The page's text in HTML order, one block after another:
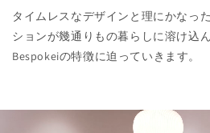
タイムレスなデザインと理にかなっ
ションが幾通りもの暮らしに溶け込
Bespokeiの特徴に迫っていきます。